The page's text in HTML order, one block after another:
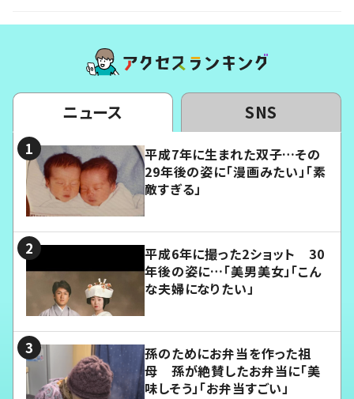
ニュース SNS
平成7年に生まれた双子…その
29年後の姿に「漫画みたい」「素
敵すぎる」
平成6年に撮った2ショット 30
年後の姿に…「美男美女」「こん
な夫婦になりたい」
孫のためにお弁当を作った祖
母 孫が絶賛したお弁当に「美
味しそう」「お弁当すごい」